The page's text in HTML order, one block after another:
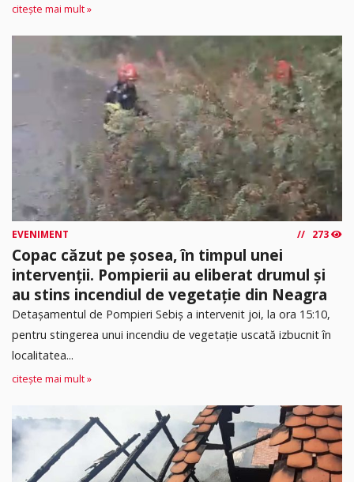
citește mai mult »
EVENIMENT 273
Copac căzut pe șosea, în timpul unei
intervenții. Pompierii au eliberat drumul și
au stins incendiul de vegetație din Neagra
Detașamentul de Pompieri Sebiș a intervenit joi, la ora 15:10,
pentru stingerea unui incendiu de vegetație uscată izbucnit în
localitatea...
citește mai mult »